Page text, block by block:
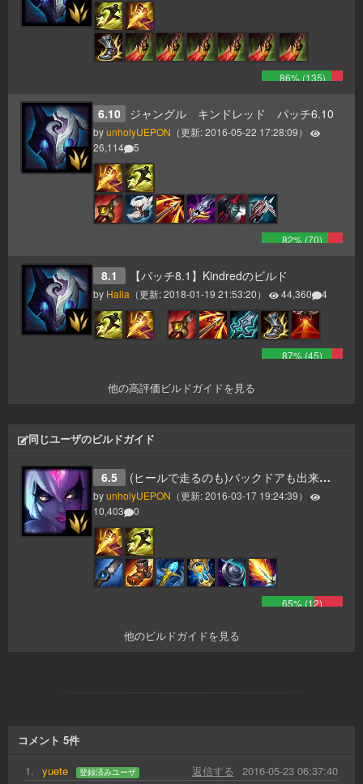
86% (135)
6.10 ジャングル キンドレッド パッチ6.10
byunholyUEPON （更新:2016-05-22 17:28:09）
26,114
5
82% (70)
8.1 【パッチ8.1】Kindredのビルド
by Halia （更新:2018-01-19 21:53:20） 44,360 4
87% (45)
他の高評価ビルドガイドを見る
同じユーザのビルドガイド
6.5 (ヒールで走るのも)バックドアも出来ちゃう変幻自在イブリンビルド パッチ6.5(楽じゃないのよ)
byunholyUEPON （更新:2016-03-17 19:24:39）
10,403
0
65% (12)
他のビルドガイドを見る
コメント 5件
1. yuete 登録済みユーザ 2016-05-23 06:37:40
返信する